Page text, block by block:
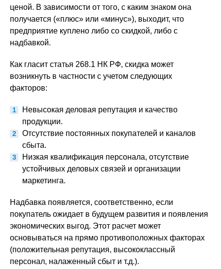
ценой. В зависимости от того, с каким знаком она
получается («плюс» или «минус»), выходит, что
предприятие куплено либо со скидкой, либо с
надбавкой.
Как гласит статья 268.1 НК РФ, скидка может
возникнуть в частности с учетом следующих
факторов:
Невысокая деловая репутация и качество
продукции.
Отсутствие постоянных покупателей и каналов
сбыта.
Низкая квалификация персонала, отсутствие
устойчивых деловых связей и организации
маркетинга.
Надбавка появляется, соответственно, если
покупатель ожидает в будущем развития и появления
экономических выгод. Этот расчет может
основываться на прямо противоположных факторах
(положительная репутация, высококлассный
персонал, налаженный сбыт и т.д.).